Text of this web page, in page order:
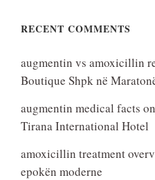
RECENT COMMENTS
augmentin vs amoxicillin
Boutique Shpk në
augmentin medical facts on
Tirana International Hotel
amoxicillin treatment
epokën moderne